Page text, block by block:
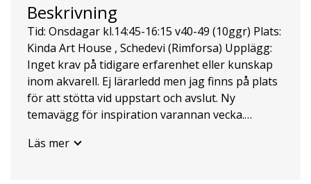
Beskrivning
Tid: Onsdagar kl.14:45-16:15 v40-49 (10ggr) Plats:
Kinda Art House , Schedevi (Rimforsa) Upplägg:
Inget krav på tidigare erfarenhet eller kunskap
inom akvarell. Ej lärarledd men jag finns på plats
för att stötta vid uppstart och avslut. Ny
temavägg för inspiration varannan vecka.
låna för 40kr/gång och färger/papper finns att
Läs mer